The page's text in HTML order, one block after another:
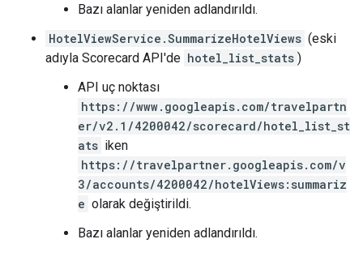
Bazı alanlar yeniden adlandırıldı.
HotelViewService.SummarizeHotelViews (eski
adıyla Scorecard API'de hotel_list_stats )
API uç noktası
https://www.googleapis.com/travelpartn
er/v2.1/4200042/scorecard/hotel_list_st
ats iken
https://travelpartner.googleapis.com/v
3/accounts/4200042/hotelViews:summariz
e olarak değiştirildi.
Bazı alanlar yeniden adlandırıldı.